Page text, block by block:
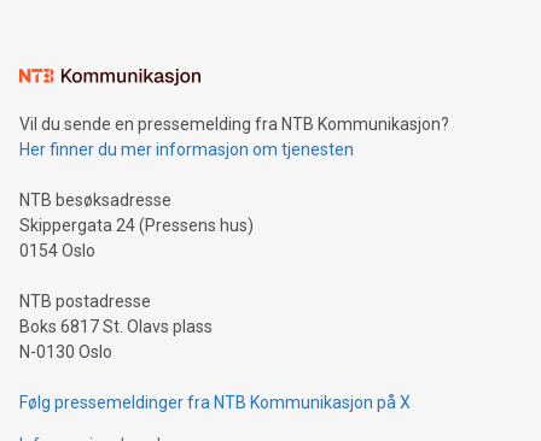
Vil du sende en pressemelding fra NTB Kommunikasjon?
Her finner du mer informasjon om tjenesten
NTB besøksadresse
Skippergata 24 (Pressens hus)
0154 Oslo
NTB postadresse
Boks 6817 St. Olavs plass
N-0130 Oslo
Følg pressemeldinger fra NTB Kommunikasjon på X